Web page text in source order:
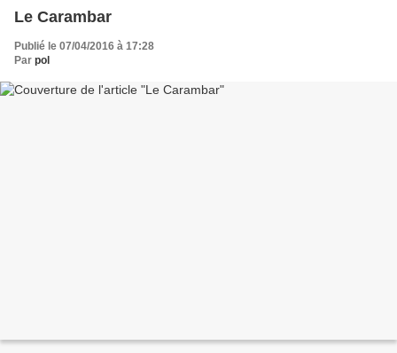
Le Carambar
Publié le 07/04/2016 à 17:28
Par pol